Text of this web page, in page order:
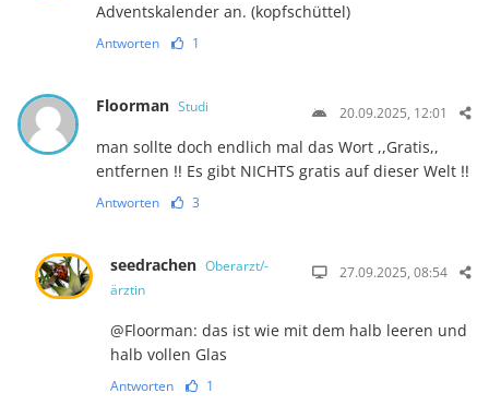
Adventskalender an. (kopfschüttel)
Antworten 1
Floorman Studi 20.09.2025, 12:01
man sollte doch endlich mal das Wort ,,Gratis,,
entfernen ‼️ Es gibt NICHTS gratis auf dieser Welt ‼️
Antworten 3
seedrachen Oberarzt/-
ärztin
27.09.2025, 08:54
@Floorman: das ist wie mit dem halb leeren und
halb vollen Glas
Antworten 1